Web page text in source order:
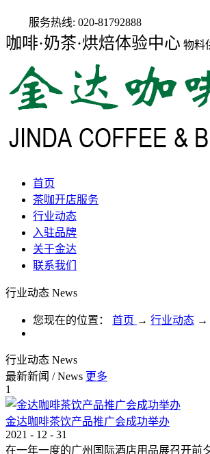
服务热线: 020-81792888
咖啡·奶茶·烘焙体验中心 物料
首页
茶咖开店服务
行业动态
入驻品牌
关于金达
联系我们
行业动态 News
您现在的位置： 首页 → 行业动态 →
行业动态 News
最新新闻 / News 更多
1
金达咖啡茶饮产品推广会成功举办
2021 - 12 - 31
在一年一度的广州国际酒店用品展召开前